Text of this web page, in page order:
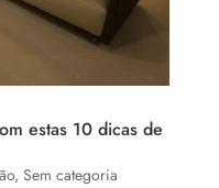
estas 10 dicas de
, Sem categoria